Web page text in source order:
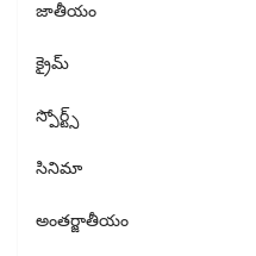
జాతీయం
క్రైమ్
స్పోర్ట్స్
సినిమా
అంతర్జాతీయం